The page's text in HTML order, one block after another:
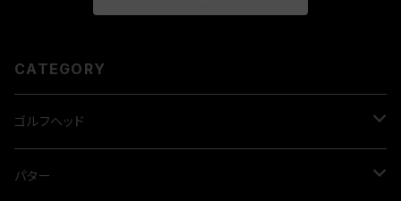
CATEGORY
ゴルフヘッド
ドライバー
パター